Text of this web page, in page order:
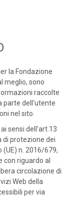
la Fondazione
meglio, sono
raccolte
parte dell'utente
nel sito.
sensi dell'art.13
di protezione dei
(UE) n. 2016/679,
riguardo al
circolazione di
Web della
per via